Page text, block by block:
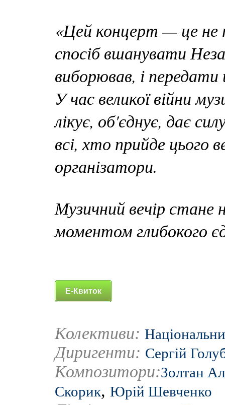
«Цей концерт — це не
спосіб вшанувати
виборював, і передати
У час великої війни
лікує, об'єднує, дає
всі, хто прийде цього
організатори.
Музичний вечір стане
моментом глибокого
Е-Квиток
Колективи:
Диригенти: Сергій
Композитори:Золтан
Скорик, Юрій Шевченко